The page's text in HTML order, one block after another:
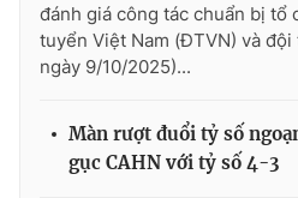
đánh giá công tác chuẩn bị tổ
tuyển Việt Nam (ĐTVN) và
ngày 9/10/2025)...
Màn rượt đuổi tỷ số
gục CAHN với tỷ số 4-3